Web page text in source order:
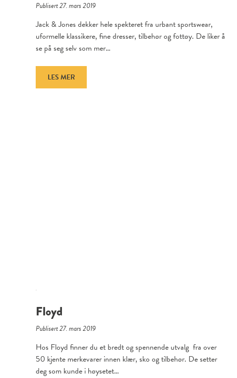
Publisert 27. mars 2019
Jack & Jones dekker hele spekteret fra urbant sportswear,
uformelle klassikere, fine dresser, tilbehør og fottøy. De liker å
se på seg selv som mer…
LES MER
Floyd
Publisert 27. mars 2019
Hos Floyd finner du et bredt og spennende utvalg fra over
50 kjente merkevarer innen klær, sko og tilbehør. De setter
deg som kunde i høysetet…